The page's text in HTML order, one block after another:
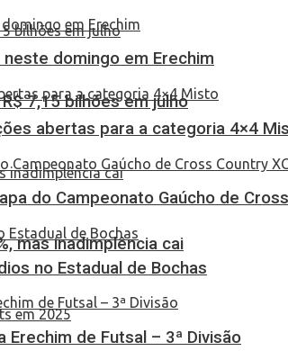
7,15 bilhões em julho
mas inadimplência cai
domingo em Erechim
abertas para a categoria 4×4
do Campeonato Gaúcho de
no Estadual de Bochas
de Futsal – 3ª Divisão